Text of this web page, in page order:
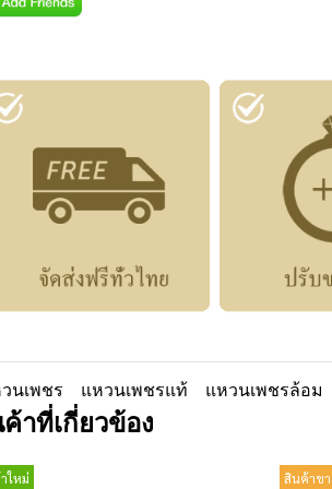
นเพชร แหวนเพชรแท้ แหวนเพชรล้อม
าที่เกี่ยวข้อง
ใหม่ สินค้าข